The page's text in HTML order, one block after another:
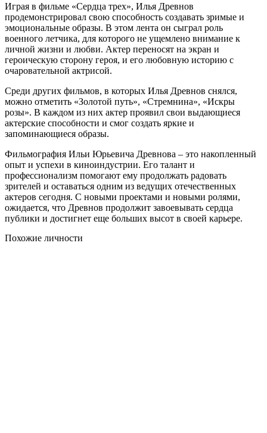
Играя в фильме «Сердца трех», Илья Древнов
продемонстрировал свою способность создавать зримые и
эмоциональные образы. В этом лента он сыграл роль
военного летчика, для которого не ущемлено внимание к
личной жизни и любви. Актер переносят на экран и
героическую сторону героя, и его любовную историю с
очаровательной актрисой.
Среди других фильмов, в которых Илья Древнов снялся,
можно отметить «Золотой путь», «Стремнина», «Искры
розы». В каждом из них актер проявил свои выдающиеся
актерские способности и смог создать яркие и
запоминающиеся образы.
Фильмография Ильи Юрьевича Древнова – это накопленный
опыт и успехи в киноиндустрии. Его талант и
профессионализм помогают ему продолжать радовать
зрителей и оставаться одним из ведущих отечественных
актеров сегодня. С новыми проектами и новыми ролями,
ожидается, что Древнов продолжит завоевывать сердца
публики и достигнет еще больших высот в своей карьере.
Похожие личности